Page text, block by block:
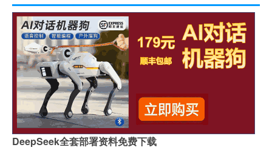
DeepSeek全套部署资料免费下载